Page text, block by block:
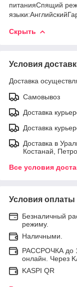
питанияСпящий
Скрыть
Условия
Доставка
Самовывоз
Доставка
Доставка
Доставка в
Костанай,
Все условия
Условия оплаты
Безналичный
режиму.
Наличными.
РАССРОЧКА до
онлайн. Через
KASPI QR